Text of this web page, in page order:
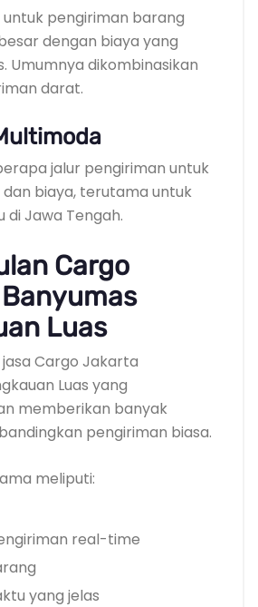
pengiriman barang
dengan biaya yang
Umumnya dikombinasikan
darat.
jalur pengiriman untuk
dan biaya, terutama untuk
Jawa Tengah.
Cargo
Luas
Cargo Jakarta
Luas yang
memberikan banyak
pengiriman biasa.
meliputi:
real-time
yang jelas